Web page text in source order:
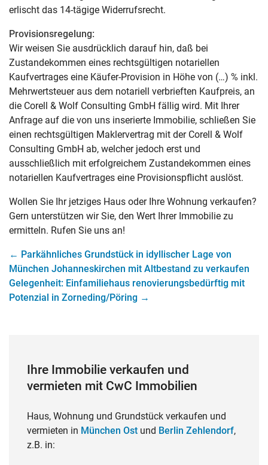
erlischt das 14-tägige Widerrufsrecht.
Provisionsregelung:
Wir weisen Sie ausdrücklich darauf hin, daß bei
Zustandekommen eines rechtsgültigen notariellen
Kaufvertrages eine Käufer-Provision in Höhe von (…) % inkl.
Mehrwertsteuer aus dem notariell verbrieften Kaufpreis, an
die Corell & Wolf Consulting GmbH fällig wird. Mit Ihrer
Anfrage auf die von uns inserierte Immobilie, schließen Sie
einen rechtsgültigen Maklervertrag mit der Corell & Wolf
Consulting GmbH ab, welcher jedoch erst und
ausschließlich mit erfolgreichem Zustandekommen eines
notariellen Kaufvertrages eine Provisionspflicht auslöst.
Wollen Sie Ihr jetziges Haus oder Ihre Wohnung verkaufen?
Gern unterstützen wir Sie, den Wert Ihrer Immobilie zu
ermitteln. Rufen Sie uns an!
← Parkähnliches Grundstück in idyllischer Lage von
München Johanneskirchen mit Altbestand zu verkaufen
Gelegenheit: Einfamiliehaus renovierungsbedürftig mit
Potenzial in Zorneding/Pöring →
Ihre Immobilie verkaufen und
vermieten mit CwC Immobilien
Haus, Wohnung und Grundstück verkaufen und
vermieten in München Ost und Berlin Zehlendorf,
z.B. in: